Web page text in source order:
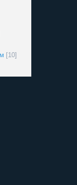
[10]